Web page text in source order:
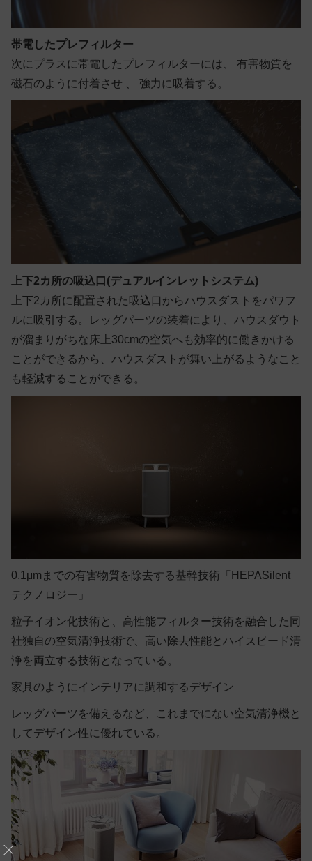
帯電したプレフィルター
次にプラスに帯電したプレフィルターには、 有害物質を
磁石のように付着させ 、 強力に吸着する。
上下2カ所の吸込口(デュアルインレットシステム)
上下2カ所に配置された吸込口からハウスダストをパワフ
ルに吸引する。レッグパーツの装着により、ハウスダウト
が溜まりがちな床上30cmの空気へも効率的に働きかける
ことができるから、ハウスダストが舞い上がるようなこと
も軽減することができる。
0.1μmまでの有害物質を除去する基幹技術「HEPASilent
テクノロジー」
粒子イオン化技術と、高性能フィルター技術を融合した同
社独自の空気清浄技術で、高い除去性能とハイスピード清
浄を両立する技術となっている。
家具のようにインテリアに調和するデザイン
レッグパーツを備えるなど、これまでにない空気清浄機と
してデザイン性に優れている。